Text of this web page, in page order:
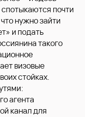
почти
нужно зайти
и подать
такого
визовые
стойках.
агента
канал для